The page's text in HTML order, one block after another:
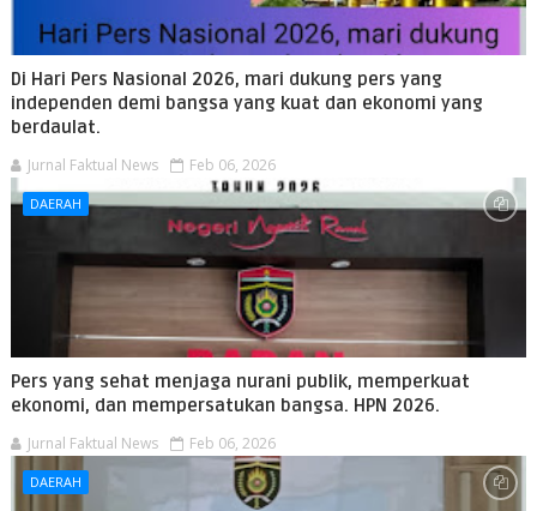
Di Hari Pers Nasional 2026, mari dukung pers yang
independen demi bangsa yang kuat dan ekonomi yang
berdaulat.
Jurnal Faktual News Feb 06, 2026
DAERAH
Pers yang sehat menjaga nurani publik, memperkuat
ekonomi, dan mempersatukan bangsa. HPN 2026.
Jurnal Faktual News Feb 06, 2026
DAERAH